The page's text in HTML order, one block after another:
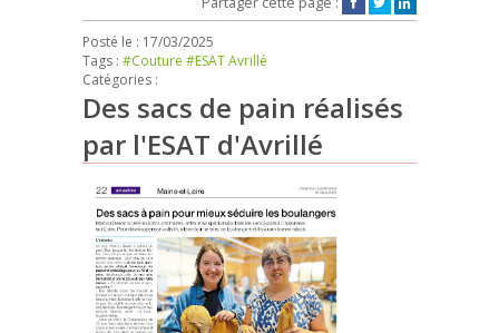
Posté le : 17/03/2025
Tags : #Couture #ESAT Avrillé
Catégories :
Des sacs de pain réalisés
par l'ESAT d'Avrillé